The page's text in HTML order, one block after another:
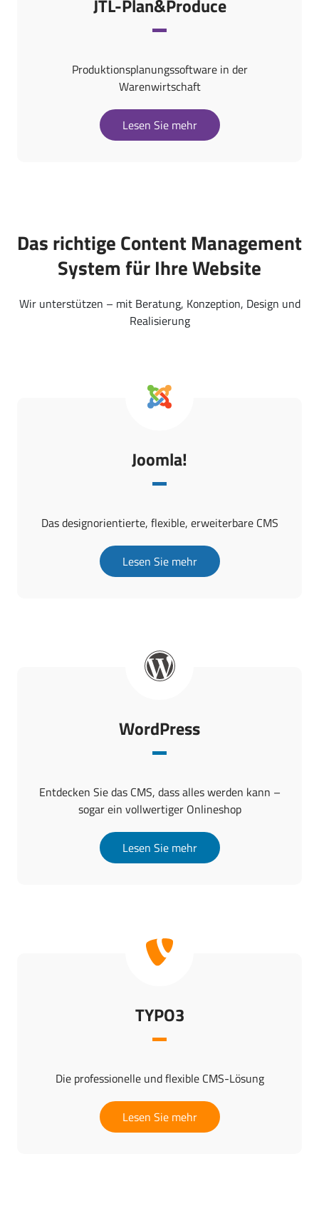
JTL-Plan&Produce
Produktionsplanungssoftware in der
Warenwirtschaft
Lesen Sie mehr
Das richtige Content Management
System für Ihre Website
Wir unterstützen – mit Beratung, Konzeption, Design und
Realisierung
Joomla!
Das designorientierte, flexible, erweiterbare CMS
Lesen Sie mehr
WordPress
Entdecken Sie das CMS, dass alles werden kann –
sogar ein vollwertiger Onlineshop
Lesen Sie mehr
TYPO3
Die professionelle und flexible CMS-Lösung
Lesen Sie mehr